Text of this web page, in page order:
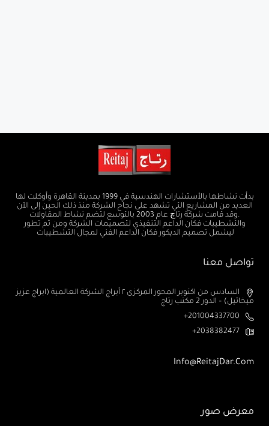
بدأت نشاطها بالأستشارات الهندسية في 1999 بمدينة القاهرة وأوكلت لها
العديد من المشاريع التي تشهد على نجاح الشركة منذ ذلك الحين إلى الآن
.وقد قامت شركة رتاچ عام 2003 بالتوسع لتضم نشاط المقاولات
والتشطيبات فكان الداعم التنفيذي لتصميمات الشركة ومن ثم تطور
ليشمل تصميم الديكور فكان الداعم الفني لمجال التشطيبات
تواصل معنا
السادس من اكتوبر المحور المركزى ٢ أبراج الشركة العالمية (ابراج عزيز
ميخائيل) – الدور 2 مكتب رتاج
201004337700+
2038382477+
Info@ReitajDar.com
معرض صور